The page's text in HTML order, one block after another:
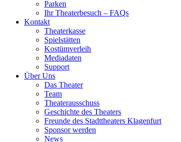
Parken
Ihr Theaterbesuch – FAQs
Kontakt
Theaterkasse
Spielstätten
Kostümverleih
Mediadaten
Support
Über Uns
Das Theater
Team
Theaterausschuss
Geschichte des Theaters
Freunde des Stadttheaters Klagenfurt
Sponsor werden
News